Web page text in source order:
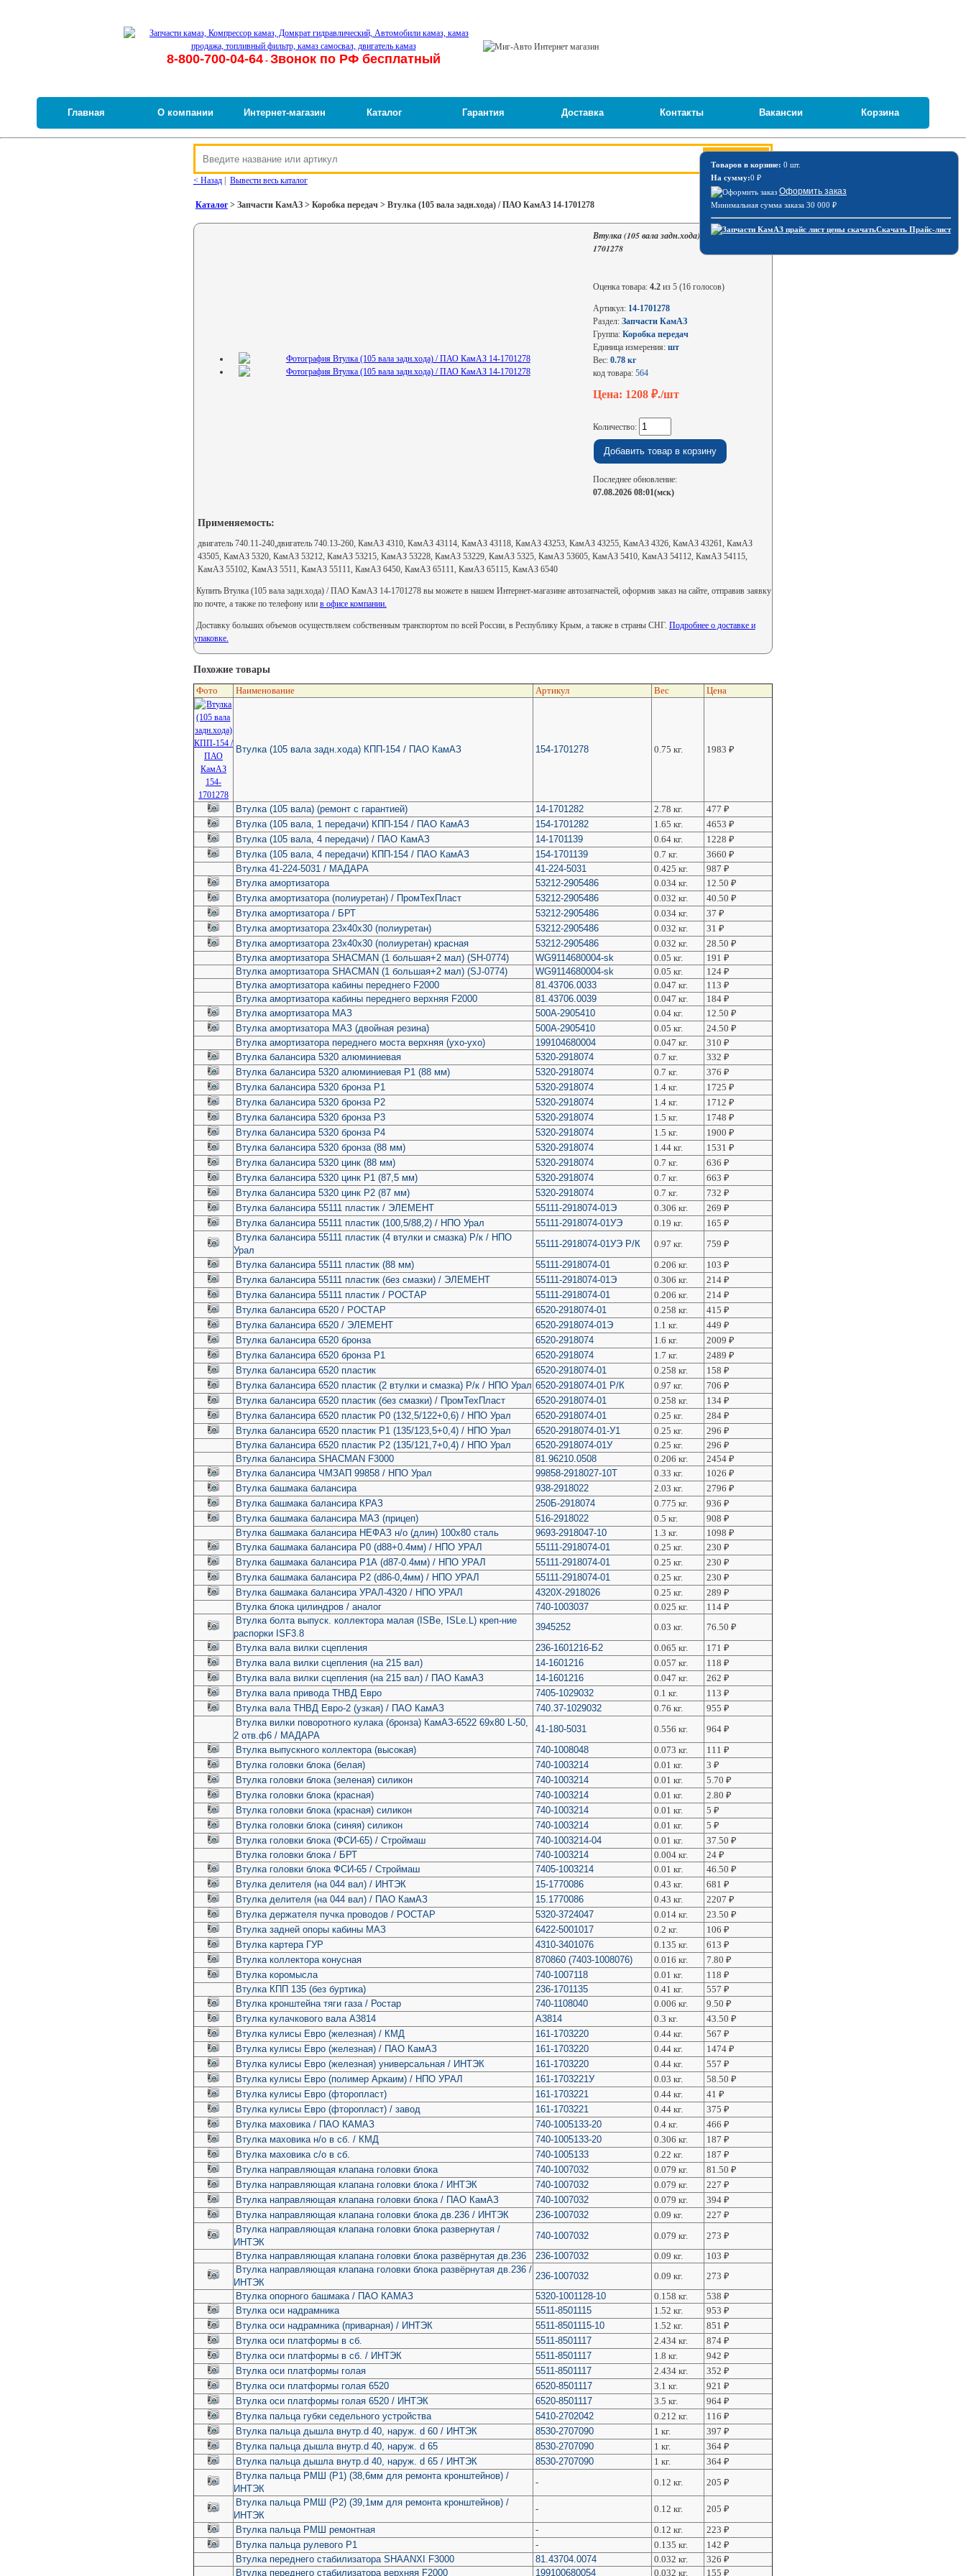
8-800-700-04-64- Звонок по РФ бесплатный
Главная О компании Интернет-магазин Каталог Гарантия Доставка Контакты Вакансии Корзина
Товаров в корзине: 0 шт.
На сумму:0 ₽
Оформить заказ
Минимальная сумма заказа 30 000 ₽
Скачать Прайс-лист
< Назад| Вывести весь каталог
Каталог> Запчасти КамАЗ > Коробка передач > Втулка (105 вала задн.хода) / ПАО КамАЗ 14-1701278
Втулка (105 вала задн.хода) / ПАО КамАЗ 14-
1701278
Оценка товара: 4.2из 5 (16 голосов)
Артикул: 14-1701278
Раздел: Запчасти КамАЗ
Группа: Коробка передач
Единица измерения: шт
Вес: 0.78 кг
код товара: 564
Цена: 1208 ₽./шт
Количество:
Последнее обновление:
07.08.2026 08:01(мск)
Применяемость:
двигатель 740.11-240,двигатель 740.13-260, КамАЗ 4310, КамАЗ 43114, КамАЗ 43118, КамАЗ 43253, КамАЗ 43255, КамАЗ 4326, КамАЗ 43261, КамАЗ
43505, КамАЗ 5320, КамАЗ 53212, КамАЗ 53215, КамАЗ 53228, КамАЗ 53229, КамАЗ 5325, КамАЗ 53605, КамАЗ 5410, КамАЗ 54112, КамАЗ 54115,
КамАЗ 55102, КамАЗ 5511, КамАЗ 55111, КамАЗ 6450, КамАЗ 65111, КамАЗ 65115, КамАЗ 6540
Купить Втулка (105 вала задн.хода) / ПАО КамАЗ 14-1701278 вы можете в нашем Интернет-магазине автозапчастей, оформив заказ на сайте, отправив заявку
по почте, а также по телефону или в офисе компании.
Доставку больших объемов осуществляем собственным транспортом по всей России, в Республику Крым, а также в страны СНГ. Подробнее о доставке и
упаковке.
Похожие товары
Фото Наименование Артикул Вес Цена
Втулка (105 вала задн.хода) КПП-154 / ПАО КамАЗ 154-1701278 0.75 кг. 1983 ₽
Втулка (105 вала) (ремонт с гарантией) 14-1701282 2.78 кг. 477 ₽
Втулка (105 вала, 1 передачи) КПП-154 / ПАО КамАЗ
154-1701282 1.65 кг. 4653 ₽
Втулка (105 вала, 4 передачи) / ПАО КамАЗ
14-1701139 0.64 кг. 1228 ₽
Втулка (105 вала, 4 передачи) КПП-154 / ПАО КамАЗ
154-1701139 0.7 кг. 3660 ₽
Втулка 41-224-5031 / МАДАРА
41-224-5031 0.425 кг. 987 ₽
Втулка амортизатора
53212-2905486 0.034 кг. 12.50 ₽
Втулка амортизатора (полиуретан) / ПромТехПласт
53212-2905486 0.032 кг. 40.50 ₽
Втулка амортизатора / БРТ
53212-2905486 0.034 кг. 37 ₽
Втулка амортизатора 23х40х30 (полиуретан)
53212-2905486 0.032 кг. 31 ₽
Втулка амортизатора 23х40х30 (полиуретан) красная
53212-2905486 0.032 кг. 28.50 ₽
Втулка амортизатора SHACMAN (1 большая+2 мал) (SH-0774)
WG9114680004-sk 0.05 кг. 191 ₽
Втулка амортизатора SHACMAN (1 большая+2 мал) (SJ-0774)
WG9114680004-sk 0.05 кг. 124 ₽
Втулка амортизатора кабины переднего F2000
81.43706.0033 0.047 кг. 113 ₽
Втулка амортизатора кабины переднего верхняя F2000
81.43706.0039 0.047 кг. 184 ₽
Втулка амортизатора МАЗ
500А-2905410 0.04 кг. 12.50 ₽
Втулка амортизатора МАЗ (двойная резина)
500А-2905410 0.05 кг. 24.50 ₽
Втулка амортизатора переднего моста верхняя (ухо-ухо)
199104680004 0.047 кг. 310 ₽
Втулка балансира 5320 алюминиевая
5320-2918074 0.7 кг. 332 ₽
Втулка балансира 5320 алюминиевая Р1 (88 мм)
5320-2918074 0.7 кг. 376 ₽
Втулка балансира 5320 бронза Р1
5320-2918074 1.4 кг. 1725 ₽
Втулка балансира 5320 бронза Р2
5320-2918074 1.4 кг. 1712 ₽
Втулка балансира 5320 бронза Р3
5320-2918074 1.5 кг. 1748 ₽
Втулка балансира 5320 бронза Р4
5320-2918074 1.5 кг. 1900 ₽
Втулка балансира 5320 бронза (88 мм)
5320-2918074 1.44 кг. 1531 ₽
Втулка балансира 5320 цинк (88 мм)
5320-2918074 0.7 кг. 636 ₽
Втулка балансира 5320 цинк Р1 (87,5 мм)
5320-2918074 0.7 кг. 663 ₽
Втулка балансира 5320 цинк Р2 (87 мм)
5320-2918074 0.7 кг. 732 ₽
Втулка балансира 55111 пластик / ЭЛЕМЕНТ
55111-2918074-01Э 0.306 кг. 269 ₽
Втулка балансира 55111 пластик (100,5/88,2) / НПО Урал
55111-2918074-01УЭ 0.19 кг. 165 ₽
Втулка балансира 55111 пластик (4 втулки и смазка) Р/к / НПО
Урал
55111-2918074-01УЭ Р/К 0.97 кг. 759 ₽
Втулка балансира 55111 пластик (88 мм)
55111-2918074-01 0.206 кг. 103 ₽
Втулка балансира 55111 пластик (без смазки) / ЭЛЕМЕНТ
55111-2918074-01Э 0.306 кг. 214 ₽
Втулка балансира 55111 пластик / РОСТАР
55111-2918074-01 0.206 кг. 214 ₽
Втулка балансира 6520 / РОСТАР
6520-2918074-01 0.258 кг. 415 ₽
Втулка балансира 6520 / ЭЛЕМЕНТ
6520-2918074-01Э 1.1 кг. 449 ₽
Втулка балансира 6520 бронза
6520-2918074 1.6 кг. 2009 ₽
Втулка балансира 6520 бронза Р1
6520-2918074 1.7 кг. 2489 ₽
Втулка балансира 6520 пластик
6520-2918074-01 0.258 кг. 158 ₽
Втулка балансира 6520 пластик (2 втулки и смазка) Р/к / НПО Урал 6520-2918074-01 Р/К 0.97 кг. 706 ₽
Втулка балансира 6520 пластик (без смазки) / ПромТехПласт
6520-2918074-01 0.258 кг. 134 ₽
Втулка балансира 6520 пластик Р0 (132,5/122+0,6) / НПО Урал
6520-2918074-01 0.25 кг. 284 ₽
Втулка балансира 6520 пластик Р1 (135/123,5+0,4) / НПО Урал
6520-2918074-01-У1 0.25 кг. 296 ₽
Втулка балансира 6520 пластик Р2 (135/121,7+0,4) / НПО Урал
6520-2918074-01У 0.25 кг. 296 ₽
Втулка балансира SHACMAN F3000
81.96210.0508 0.206 кг. 2454 ₽
Втулка балансира ЧМЗАП 99858 / НПО Урал
99858-2918027-10Т 0.33 кг. 1026 ₽
Втулка башмака балансира
938-2918022 2.03 кг. 2796 ₽
Втулка башмака балансира КРАЗ
250Б-2918074 0.775 кг. 936 ₽
Втулка башмака балансира МАЗ (прицеп)
516-2918022 0.5 кг. 908 ₽
Втулка башмака балансира НЕФАЗ н/о (длин) 100х80 сталь
9693-2918047-10 1.3 кг. 1098 ₽
Втулка башмака балансира Р0 (d88+0.4мм) / НПО УРАЛ
55111-2918074-01 0.25 кг. 230 ₽
Втулка башмака балансира Р1А (d87-0.4мм) / НПО УРАЛ
55111-2918074-01 0.25 кг. 230 ₽
Втулка башмака балансира Р2 (d86-0,4мм) / НПО УРАЛ
55111-2918074-01 0.25 кг. 230 ₽
Втулка башмака балансира УРАЛ-4320 / НПО УРАЛ
4320Х-2918026 0.25 кг. 289 ₽
Втулка блока цилиндров / аналог
740-1003037 0.025 кг. 114 ₽
Втулка болта выпуск. коллектора малая (ISBe, ISLe.L) креп-ние
распорки ISF3.8
3945252 0.03 кг. 76.50 ₽
Втулка вала вилки сцепления
236-1601216-Б2 0.065 кг. 171 ₽
Втулка вала вилки сцепления (на 215 вал)
14-1601216 0.057 кг. 118 ₽
Втулка вала вилки сцепления (на 215 вал) / ПАО КамАЗ
14-1601216 0.047 кг. 262 ₽
Втулка вала привода ТНВД Евро
7405-1029032 0.1 кг. 113 ₽
Втулка вала ТНВД Евро-2 (узкая) / ПАО КамАЗ
740.37-1029032 0.76 кг. 955 ₽
Втулка вилки поворотного кулака (бронза) КамАЗ-6522 69х80 L-50,
2 отв.ф6 / МАДАРА
41-180-5031 0.556 кг. 964 ₽
Втулка выпускного коллектора (высокая)
740-1008048 0.073 кг. 111 ₽
Втулка головки блока (белая)
740-1003214 0.01 кг. 3 ₽
Втулка головки блока (зеленая) силикон
740-1003214 0.01 кг. 5.70 ₽
Втулка головки блока (красная)
740-1003214 0.01 кг. 2.80 ₽
Втулка головки блока (красная) силикон
740-1003214 0.01 кг. 5 ₽
Втулка головки блока (синяя) силикон
740-1003214 0.01 кг. 5 ₽
Втулка головки блока (ФСИ-65) / Строймаш
740-1003214-04 0.01 кг. 37.50 ₽
Втулка головки блока / БРТ
740-1003214 0.004 кг. 24 ₽
Втулка головки блока ФСИ-65 / Строймаш
7405-1003214 0.01 кг. 46.50 ₽
Втулка делителя (на 044 вал) / ИНТЭК
15-1770086 0.43 кг. 681 ₽
Втулка делителя (на 044 вал) / ПАО КамАЗ
15.1770086 0.43 кг. 2207 ₽
Втулка держателя пучка проводов / РОСТАР
5320-3724047 0.014 кг. 23.50 ₽
Втулка задней опоры кабины МАЗ
6422-5001017 0.2 кг. 106 ₽
Втулка картера ГУР
4310-3401076 0.135 кг. 613 ₽
Втулка коллектора конусная
870860 (7403-1008076) 0.016 кг. 7.80 ₽
Втулка коромысла
740-1007118 0.01 кг. 118 ₽
Втулка КПП 135 (без буртика)
236-1701135 0.41 кг. 557 ₽
Втулка кронштейна тяги газа / Ростар
740-1108040 0.006 кг. 9.50 ₽
Втулка кулачкового вала А3814
А3814 0.3 кг. 43.50 ₽
Втулка кулисы Евро (железная) / КМД
161-1703220 0.44 кг. 567 ₽
Втулка кулисы Евро (железная) / ПАО КамАЗ
161-1703220 0.44 кг. 1474 ₽
Втулка кулисы Евро (железная) универсальная / ИНТЭК
161-1703220 0.44 кг. 557 ₽
Втулка кулисы Евро (полимер Аркаим) / НПО УРАЛ
161-1703221У 0.03 кг. 58.50 ₽
Втулка кулисы Евро (фторопласт)
161-1703221 0.44 кг. 41 ₽
Втулка кулисы Евро (фторопласт) / завод
161-1703221 0.44 кг. 375 ₽
Втулка маховика / ПАО КАМАЗ
740-1005133-20 0.4 кг. 466 ₽
Втулка маховика н/о в сб. / КМД
740-1005133-20 0.306 кг. 187 ₽
Втулка маховика с/о в сб.
740-1005133 0.22 кг. 187 ₽
Втулка направляющая клапана головки блока
740-1007032 0.079 кг. 81.50 ₽
Втулка направляющая клапана головки блока / ИНТЭК
740-1007032 0.079 кг. 227 ₽
Втулка направляющая клапана головки блока / ПАО КамАЗ
740-1007032 0.079 кг. 394 ₽
Втулка направляющая клапана головки блока дв.236 / ИНТЭК
236-1007032 0.09 кг. 227 ₽
Втулка направляющая клапана головки блока развернутая /
ИНТЭК
740-1007032 0.079 кг. 273 ₽
Втулка направляющая клапана головки блока развёрнутая дв.236
236-1007032 0.09 кг. 103 ₽
Втулка направляющая клапана головки блока развёрнутая дв.236 /
ИНТЭК
236-1007032 0.09 кг. 273 ₽
Втулка опорного башмака / ПАО КАМАЗ
5320-1001128-10 0.158 кг. 538 ₽
Втулка оси надрамника
5511-8501115 1.52 кг. 953 ₽
Втулка оси надрамника (приварная) / ИНТЭК
5511-8501115-10 1.52 кг. 851 ₽
Втулка оси платформы в сб.
5511-8501117 2.434 кг. 874 ₽
Втулка оси платформы в сб. / ИНТЭК
5511-8501117 1.8 кг. 942 ₽
Втулка оси платформы голая
5511-8501117 2.434 кг. 352 ₽
Втулка оси платформы голая 6520
6520-8501117 3.1 кг. 921 ₽
Втулка оси платформы голая 6520 / ИНТЭК
6520-8501117 3.5 кг. 964 ₽
Втулка пальца губки седельного устройства
5410-2702042 0.212 кг. 116 ₽
Втулка пальца дышла внутр.d 40, наруж. d 60 / ИНТЭК
8530-2707090 1 кг. 397 ₽
Втулка пальца дышла внутр.d 40, наруж. d 65
8530-2707090 1 кг. 364 ₽
Втулка пальца дышла внутр.d 40, наруж. d 65 / ИНТЭК
8530-2707090 1 кг. 364 ₽
Втулка пальца РМШ (Р1) (38,6мм для ремонта кронштейнов) /
ИНТЭК
- 0.12 кг. 205 ₽
Втулка пальца РМШ (Р2) (39,1мм для ремонта кронштейнов) /
ИНТЭК
- 0.12 кг. 205 ₽
Втулка пальца РМШ ремонтная
- 0.12 кг. 223 ₽
Втулка пальца рулевого Р1
- 0.135 кг. 142 ₽
Втулка переднего стабилизатора SHAANXI F3000
81.43704.0074 0.032 кг. 326 ₽
Втулка переднего стабилизатора верхняя F2000
199100680054 0.032 кг. 155 ₽